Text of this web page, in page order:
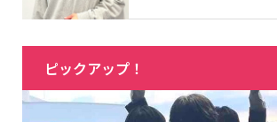
ピックアップ！